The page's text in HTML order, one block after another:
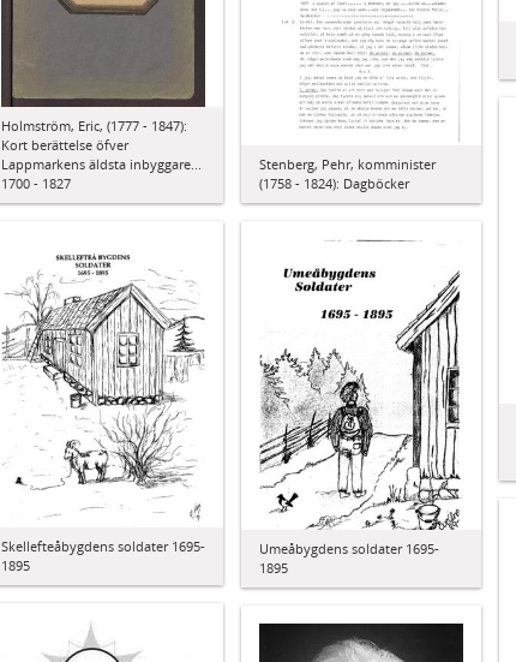
Holmström, Eric, (1777 - 1847):
Kort berättelse öfver
Lappmarkens äldsta inbyggare...
1700 - 1827
Stenberg, Pehr, komminister
(1758 - 1824): Dagböcker
Umeåbygdens soldater 1695-
1895
Skellefteåbygdens soldater 1695-
1895